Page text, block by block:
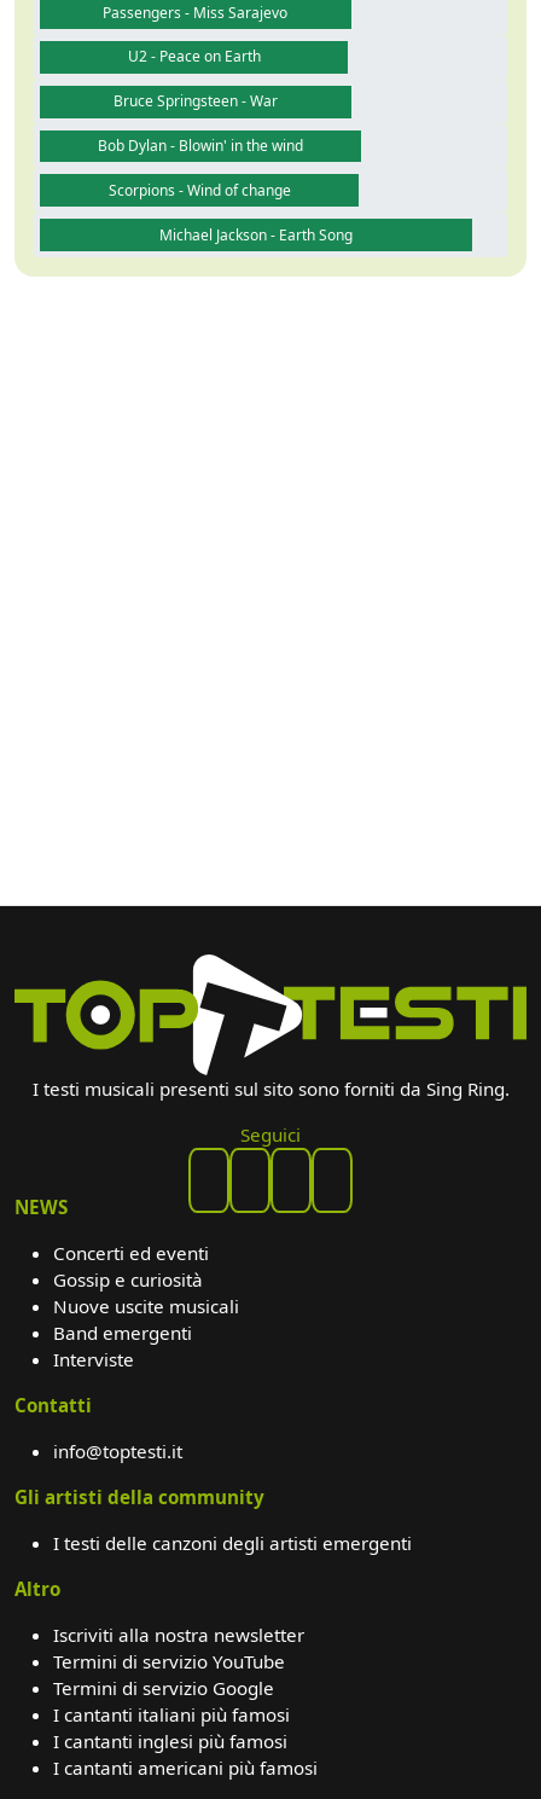
Passengers - Miss Sarajevo
U2 - Peace on Earth
Bruce Springsteen - War
Bob Dylan - Blowin' in the wind
Scorpions - Wind of change
Michael Jackson - Earth Song
I testi musicali presenti sul sito sono forniti da Sing Ring.
Seguici
NEWS
Concerti ed eventi
Gossip e curiosità
Nuove uscite musicali
Band emergenti
Interviste
Contatti
info@toptesti.it
Gli artisti della community
I testi delle canzoni degli artisti emergenti
Altro
Iscriviti alla nostra newsletter
Termini di servizio YouTube
Termini di servizio Google
I cantanti italiani più famosi
I cantanti inglesi più famosi
I cantanti americani più famosi